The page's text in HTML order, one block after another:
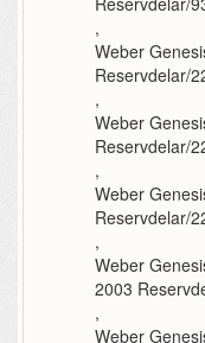
,
Weber
Reservdelar/
,
Weber
Reservdelar/
,
Weber
Reservdelar/
,
Weber
2003
,
Weber